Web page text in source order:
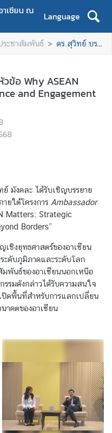
าเซียน ณ
Language
ระชาสัมพันธ์ ดร.สุวิทย์ บรรยายพิเศษในหัวข้อ Why ASEAN Matters: Strategic Presence and Engagement Beyond Borders
ข้อ Why ASEAN
and Engagement
มังคละ ได้รับเชิญบรรยาย
ยใต้โครงการ Ambassador
Matters: Strategic
Borders”
เชิงยุทธศาสตร์ของอาเซียน
ดับภูมิภาคและระดับโลก
พันธ์ของอาเซียนนอกเหนือ
รรมดังกล่าวได้รับความสนใจ
ปิดพื้นที่สำหรับการแลกเปลี่ยน
าคตของอาเซียน